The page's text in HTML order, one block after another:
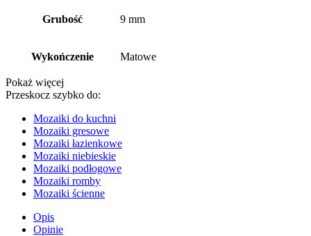
Grubość 9 mm
Wykończenie Matowe
Pokaż więcej
Przeskocz szybko do:
Mozaiki do kuchni
Mozaiki gresowe
Mozaiki łazienkowe
Mozaiki niebieskie
Mozaiki podłogowe
Mozaiki romby
Mozaiki ścienne
Opis
Opinie